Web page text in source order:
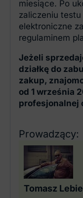
miesiące. Po
zaliczeniu
elektroniczne
regulaminem
Jeżeli
działkę do
zakup,
od 1 września
profesjonalnej
Prowadzący:
Tomasz